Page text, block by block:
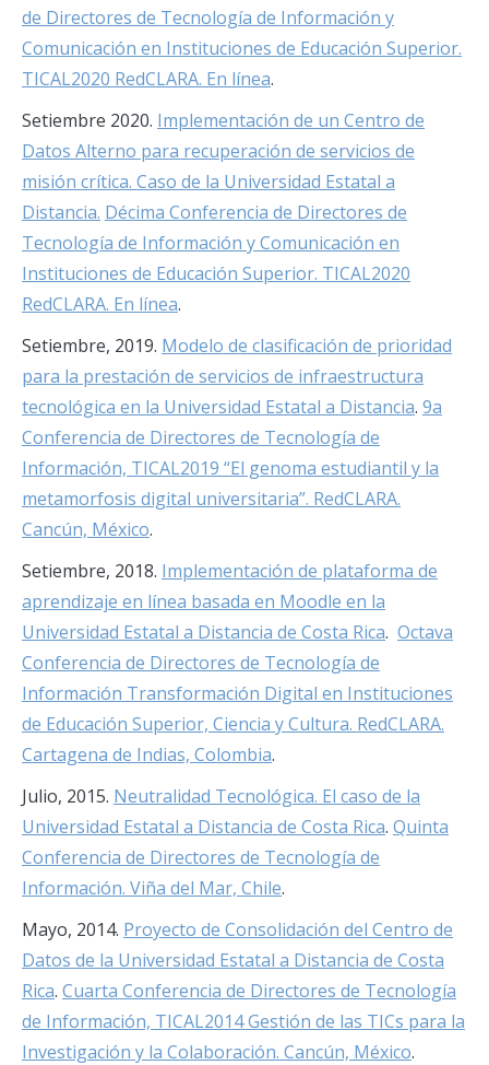
de Directores de Tecnología de Información y
Comunicación en Instituciones de Educación Superior.
TICAL2020 RedCLARA. En línea.
Setiembre 2020. Implementación de un Centro de
Datos Alterno para recuperación de servicios de
misión crítica. Caso de la Universidad Estatal a
Distancia. Décima Conferencia de Directores de
Tecnología de Información y Comunicación en
Instituciones de Educación Superior. TICAL2020
RedCLARA. En línea.
Setiembre, 2019. Modelo de clasificación de prioridad
para la prestación de servicios de infraestructura
tecnológica en la Universidad Estatal a Distancia. 9a
Conferencia de Directores de Tecnología de
Información, TICAL2019 “El genoma estudiantil y la
metamorfosis digital universitaria”. RedCLARA.
Cancún, México.
Setiembre, 2018. Implementación de plataforma de
aprendizaje en línea basada en Moodle en la
Universidad Estatal a Distancia de Costa Rica. Octava
Conferencia de Directores de Tecnología de
Información Transformación Digital en Instituciones
de Educación Superior, Ciencia y Cultura. RedCLARA.
Cartagena de Indias, Colombia.
Julio, 2015. Neutralidad Tecnológica. El caso de la
Universidad Estatal a Distancia de Costa Rica. Quinta
Conferencia de Directores de Tecnología de
Información. Viña del Mar, Chile.
Mayo, 2014. Proyecto de Consolidación del Centro de
Datos de la Universidad Estatal a Distancia de Costa
Rica. Cuarta Conferencia de Directores de Tecnología
de Información, TICAL2014 Gestión de las TICs para la
Investigación y la Colaboración. Cancún, México.